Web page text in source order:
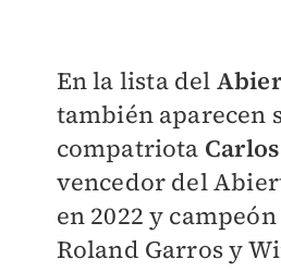
En la lista del
también aparecen
compatriota
vencedor del
en 2022 y
Roland Garros y